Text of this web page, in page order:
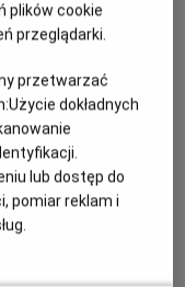
dzieci. Jego
koparka,
ludzie i
podejście
konkursy
plików cookie
przeglądarki.
przetwarzać
Użycie dokładnych
lub dostęp do
pomiar reklam i